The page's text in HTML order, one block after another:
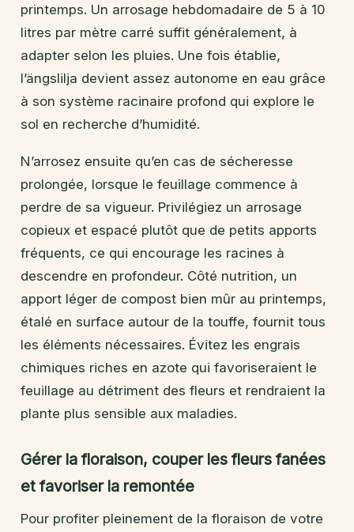
printemps. Un arrosage hebdomadaire de 5 à 10
litres par mètre carré suffit généralement, à
adapter selon les pluies. Une fois établie,
l’ängslilja devient assez autonome en eau grâce
à son système racinaire profond qui explore le
sol en recherche d’humidité.
N’arrosez ensuite qu’en cas de sécheresse
prolongée, lorsque le feuillage commence à
perdre de sa vigueur. Privilégiez un arrosage
copieux et espacé plutôt que de petits apports
fréquents, ce qui encourage les racines à
descendre en profondeur. Côté nutrition, un
apport léger de compost bien mûr au printemps,
étalé en surface autour de la touffe, fournit tous
les éléments nécessaires. Évitez les engrais
chimiques riches en azote qui favoriseraient le
feuillage au détriment des fleurs et rendraient la
plante plus sensible aux maladies.
Gérer la floraison, couper les fleurs fanées
et favoriser la remontée
Pour profiter pleinement de la floraison de votre